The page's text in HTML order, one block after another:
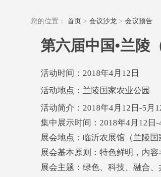
您的位置： 首页 > 会议沙龙 > 会议预告
第六届中国•兰陵
活动时间：2018年4月12日
活动地点：兰陵国家农业公园
活动简介：2018年4月12日-5月
集中展示时间：2018年4月12日-
展会地点：临沂农展馆（兰陵国
展会基本原则：特色鲜明，内
展会主题：绿色、科技、融合、